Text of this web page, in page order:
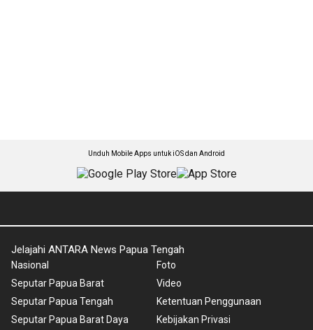
Unduh Mobile Apps untuk iOS dan Android
Jelajahi ANTARA News Papua Tengah
Nasional
Seputar Papua Barat
Seputar Papua Tengah
Seputar Papua Barat Daya
Foto
Video
Ketentuan Penggunaan
Kebijakan Privasi